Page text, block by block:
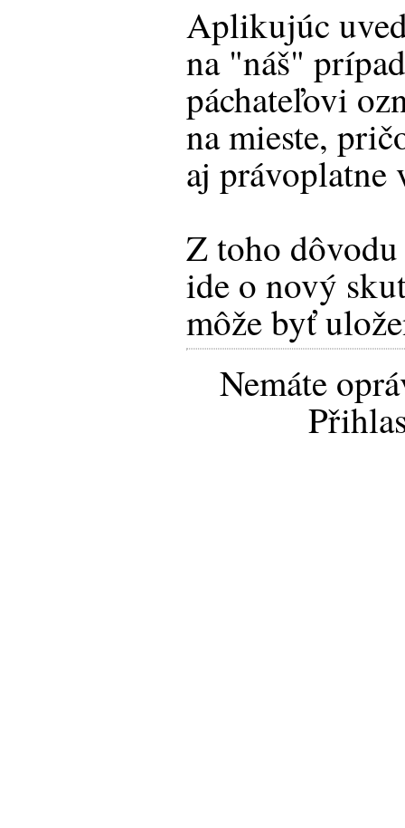
Aplikujúc
na "náš"
páchateľovi
na mieste,
aj právoplatne
Z toho dôvodu
ide o nový
môže byť
Nemáte